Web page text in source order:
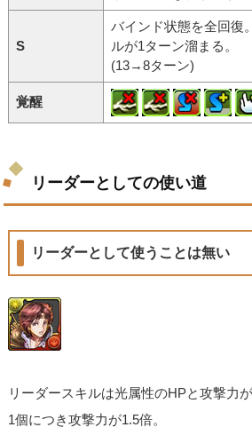
S
バインド状態を全回復
ルが1ターン溜まる。
(13→8ターン)
覚醒
リーダーとしての使い道
リーダーとして使うことは無い
リーダースキルは光属性のHPと攻撃力
1個につき攻撃力が1.5倍。